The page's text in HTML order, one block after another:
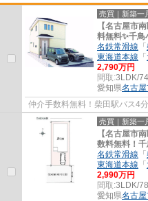
売買｜新築一
【名古屋市
料無料✨️千
名鉄常滑線 「
東海道本線 「
2,790万円
間取:3LDK/
愛知県名古
仲介手数料無料！柴田駅バス4分
売買｜新築一
【名古屋市
数料無料！
名鉄常滑線 「
東海道本線 「
2,990万円
間取:3LDK/
愛知県名古